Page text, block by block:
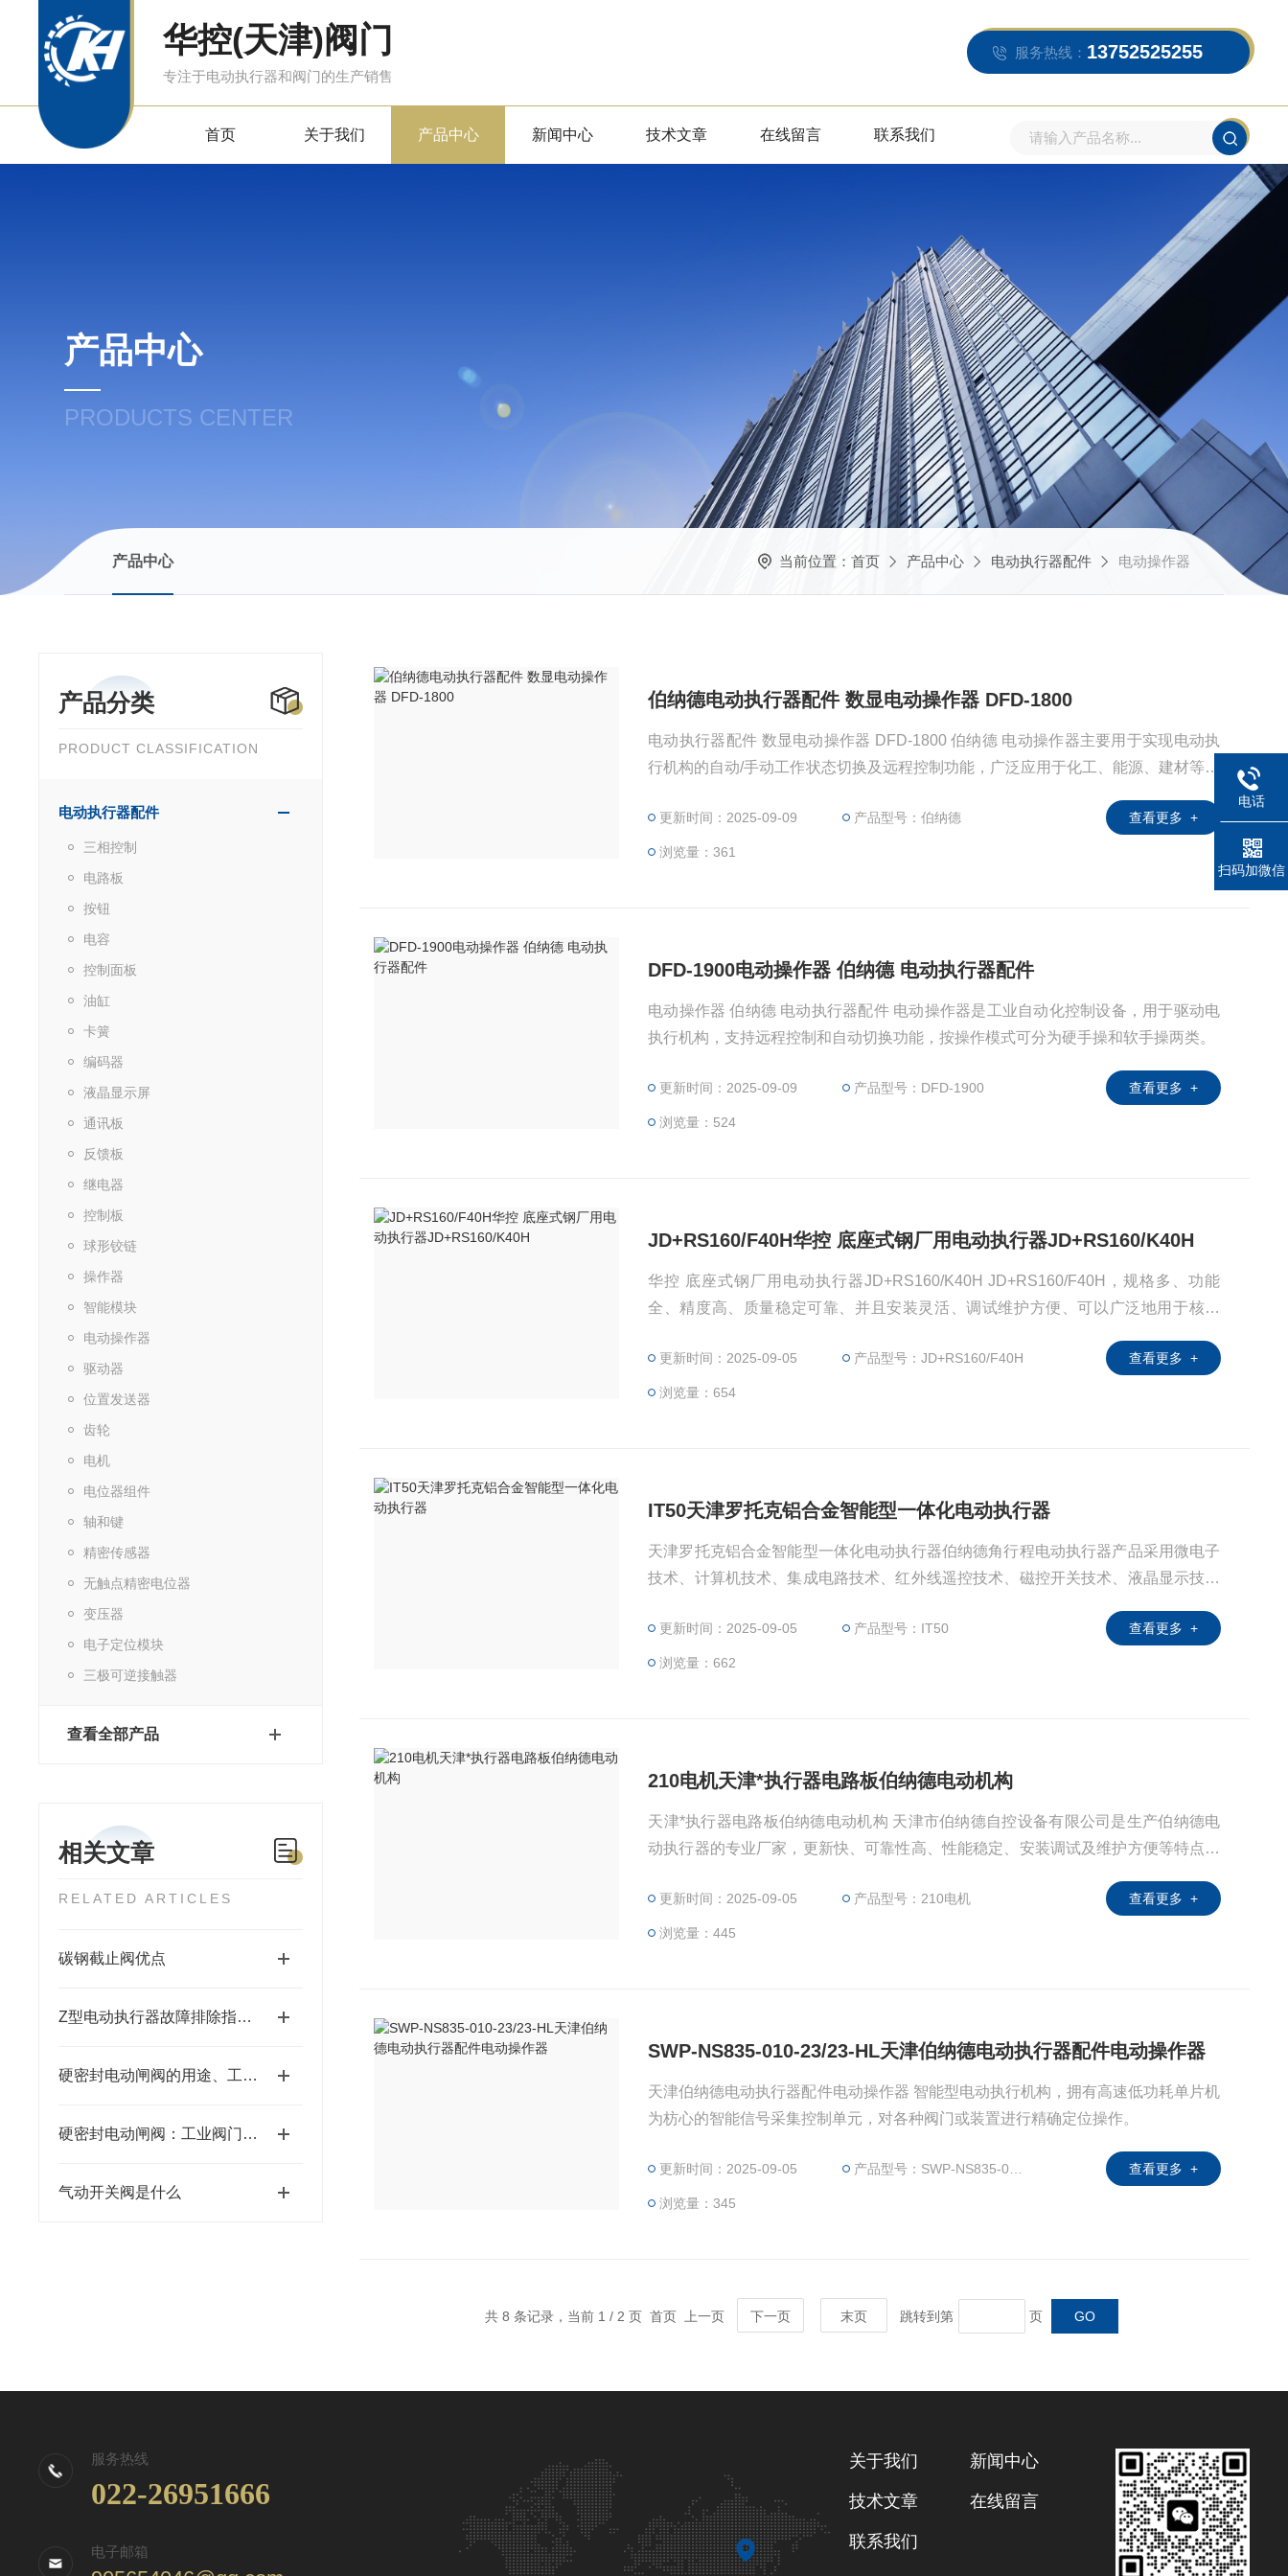
华控(天津)阀门
专注于电动执行器和阀门的生产销售
服务热线： 13752525255
首页 关于我们 产品中心 新闻中心 技术文章 在线留言 联系我们
产品中心
PRODUCTS CENTER
产品中心 当前位置： 首页 产品中心 电动执行器配件 电动操作器
产品分类
PRODUCT CLASSIFICATION
电动执行器配件
三相控制
电路板
按钮
电容
控制面板
油缸
卡簧
编码器
液晶显示屏
通讯板
反馈板
继电器
控制板
球形铰链
操作器
智能模块
电动操作器
驱动器
位置发送器
齿轮
电机
电位器组件
轴和键
精密传感器
无触点精密电位器
变压器
电子定位模块
三极可逆接触器
查看全部产品
相关文章
RELATED ARTICLES
碳钢截止阀优点
Z型电动执行器故障排除指南：确保设备高效运行
硬密封电动闸阀的用途、工作原理及使用注意事项
硬密封电动闸阀：工业阀门市场的新宠
气动开关阀是什么
伯纳德电动执行器配件 数显电动操作器 DFD-1800
电动执行器配件 数显电动操作器 DFD-1800 伯纳德 电动操作器主要用于实现电动执
行机构的自动/手动工作状态切换及远程控制功能，广泛应用于化工、能源、建材等行
更新时间：2025-09-09 产品型号：伯纳德
浏览量：361
查看更多 +
DFD-1900电动操作器 伯纳德 电动执行器配件
电动操作器 伯纳德 电动执行器配件 电动操作器是工业自动化控制设备，用于驱动电
执行机构，支持远程控制和自动切换功能，按操作模式可分为硬手操和软手操两类。
更新时间：2025-09-09 产品型号：DFD-1900
浏览量：524
查看更多 +
JD+RS160/F40H华控 底座式钢厂用电动执行器JD+RS160/K40H
华控 底座式钢厂用电动执行器JD+RS160/K40H JD+RS160/F40H，规格多、功能
全、精度高、质量稳定可靠、并且安装灵活、调试维护方便、可以广泛地用于核设
我们力求为广大用户提供一种高性能价格比的产品。
更新时间：2025-09-05 产品型号：JD+RS160/F40H
浏览量：654
查看更多 +
IT50天津罗托克铝合金智能型一体化电动执行器
天津罗托克铝合金智能型一体化电动执行器伯纳德角行程电动执行器产品采用微电子
技术、计算机技术、集成电路技术、红外线遥控技术、磁控开关技术、液晶显示技术
成执行机构的调试与设置
更新时间：2025-09-05 产品型号：IT50
浏览量：662
查看更多 +
210电机天津*执行器电路板伯纳德电动机构
天津*执行器电路板伯纳德电动机构 天津市伯纳德自控设备有限公司是生产伯纳德电
动执行器的专业厂家，更新快、可靠性高、性能稳定、安装调试及维护方便等特点。
号样式。华控伯纳德的电动执行器广泛应用于各个行业，包括电力、钢铁、炼油、水
处理、燃气热力、造船、汽车工业、铝加工、化工等行业。
更新时间：2025-09-05 产品型号：210电机
浏览量：445
查看更多 +
SWP-NS835-010-23/23-HL天津伯纳德电动执行器配件电动操作器
天津伯纳德电动执行器配件电动操作器 智能型电动执行机构，拥有高速低功耗单片机
为枋心的智能信号采集控制单元，对各种阀门或装置进行精确定位操作。
更新时间：2025-09-05 产品型号：SWP-NS835-010-23/23-HL
浏览量：345
查看更多 +
共 8 条记录，当前 1 / 2 页 首页 上一页 下一页 末页 跳转到第 页
服务热线
022-26951666
电子邮箱
关于我们 新闻中心
技术文章 在线留言
联系我们
电话
扫码加微信